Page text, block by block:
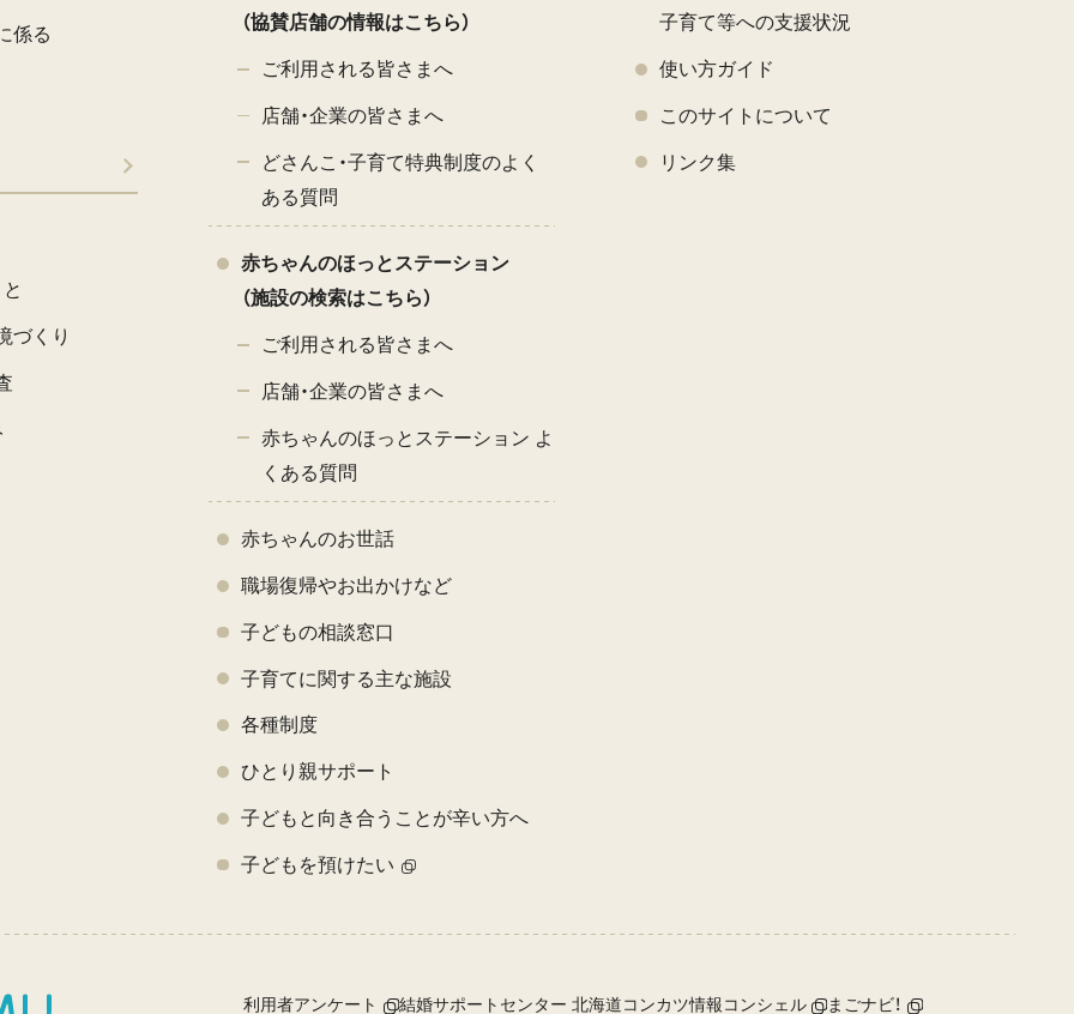
係る
づくり
（協賛店舗の情報はこちら）
ご利用される皆さまへ
店舗・企業の皆さまへ
どさんこ・子育て特典制度のよく
ある質問
赤ちゃんのほっとステーション
（施設の検索はこちら）
ご利用される皆さまへ
店舗・企業の皆さまへ
赤ちゃんのほっとステーション よ
くある質問
赤ちゃんのお世話
職場復帰やお出かけなど
子どもの相談窓口
子育てに関する主な施設
各種制度
ひとり親サポート
子どもと向き合うことが辛い方へ
子どもを預けたい
子育て等への支援状況
使い方ガイド
このサイトについて
リンク集
利用者アンケート 結婚サポートセンター 北海道コンカツ情報コンシェル まごナビ！